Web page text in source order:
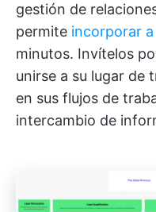
gestión de
permite incorporar
minutos. Invítelos
unirse a su lugar de
en sus flujos de
intercambio de